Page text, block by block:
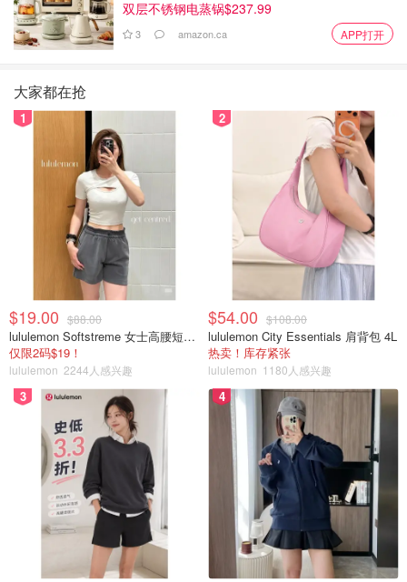
双层不锈钢电蒸锅$237.99
3 amazon.ca APP打开
大家都在抢
1
$19.00 $88.00
lululemon Softstreme 女士高腰短裤 10cm
仅限2码$19！
lululemon 2244人感兴趣
2
$54.00 $108.00
lululemon City Essentials 肩背包 4L
热卖！库存紧张
lululemon 1180人感兴趣
3 4